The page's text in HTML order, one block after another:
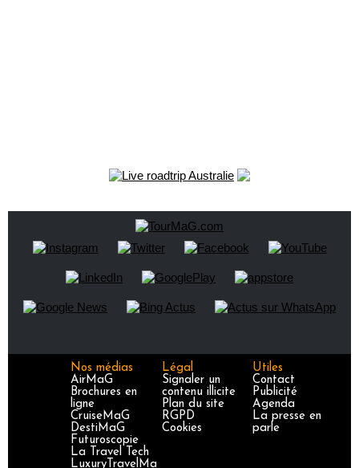
Nos médias
AirMaG
Brochures en
ligne
CruiseMaG
DestiMaG
Futuroscopie
La Travel Tech
LuxuryTravelMa
Légal
Signaler un
contenu illicite
Plan du site
RGPD
Cookies
Utiles
Contact
Publicité
Agenda
La presse en
parle